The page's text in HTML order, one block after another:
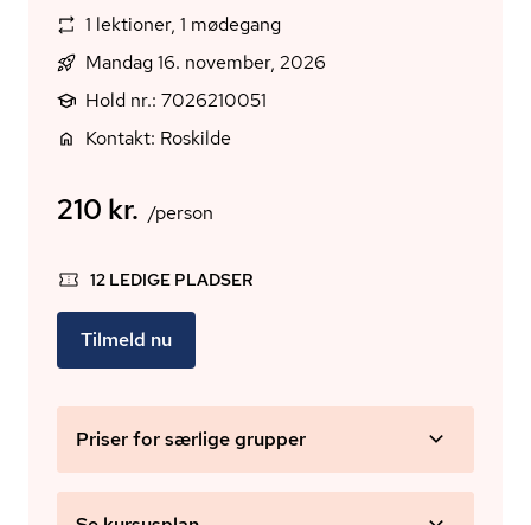
1 lektioner, 1 mødegang
Mandag 16. november, 2026
Hold nr.: 7026210051
Kontakt: Roskilde
210 kr. /person
12 LEDIGE PLADSER
Tilmeld nu
Priser for særlige grupper